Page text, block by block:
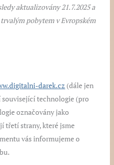
aktualizovány 21.7.2025 a
pobytem v Evropském
darek.cz (dále jen
související technologie (pro
označovány jako
třetí strany, které jsme
vás informujeme o
Consent
to
Consent
to
Consent
to
Consent
to
Consent
to
Consent
to
Consent
to
Consent
to
Consent
to
Consent
to
Consent
to
Consent
to
Statistické